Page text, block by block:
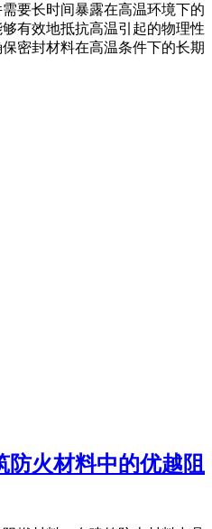
要长时间暴露在高温环境下的
有效地抵抗高温引起的物理性
密封材料在高温条件下的长期
防火材料中的优越阻